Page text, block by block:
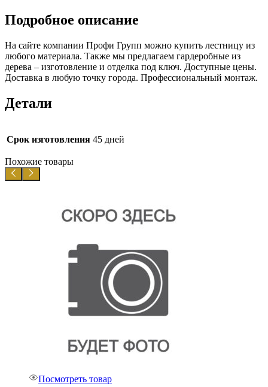
Подробное описание
На сайте компании Профи Групп можно купить лестницу из
любого материала. Также мы предлагаем гардеробные из
дерева – изготовление и отделка под ключ. Доступные цены.
Доставка в любую точку города. Профессиональный монтаж.
Детали
Срок изготовления 45 дней
Похожие товары
Посмотреть товар